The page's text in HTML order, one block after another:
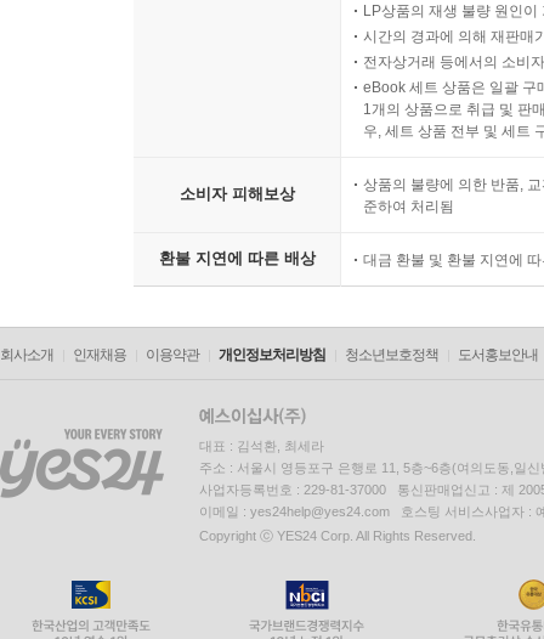
일련의 폭력은 지금까지도 끊임없이 ‘진실’로 확인
‘노동의 권리’를 ‘이윤의 편의’로 환산하는 시대,
’푸코’와 함께 ‘마르크스’ 읽기
기업이 채택하는 스트레스 가득한 현재의 장치
단축을 외치는 법률들이 사실상 무의미해진 이
“무제한적 시간의 재택 노동으로 변형된 IT 노동
바로 그 때문에 ‘노동시간’은 더욱더 포기할 수
혁명은 “노동일을 법적으로 제한했던 과정 자체의
그렇다면 이제 질문을 던져야 할 때다. 우리는 어
시대에 마르크스와 푸코에게서 어떤 진실을 낚
『자본』으로 돌아가는 것이다. 물론 이 방법은
LP상품의 재생 불량 원인
시간의 경과에 의해 재판매
전자상거래 등에서의 소비
eBook 세트 상품은 일괄 구
1개의 상품으로 취급 및 판
우, 세트 상품 전부 및 세트
소비자 피해보상
상품의 불량에 의한 반품,
준하여 처리됨
환불 지연에 따른 배상 대금 환불 및 환불 지연에
회사소개 인재채용 이용약관 개인정보처리방침 청소년보호정책 도서홍보안내
대표 : 김석환, 최세라
주소 : 서울시 영등포구 은행로 11, 5층~6층(여의도동,일신
사업자등록번호 : 229-81-37000 통신판매업신고 : 제
이메일 : yes24help@yes24.com 호스팅 서비스사업자 :
Copyright ⓒ YES24 Corp. All Rights Reserved.